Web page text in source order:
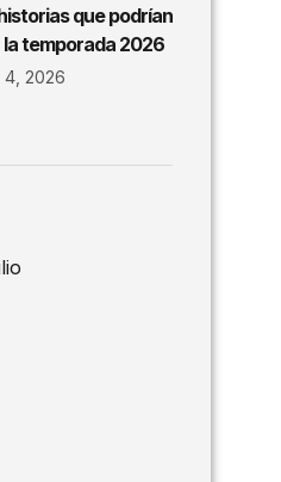
que podrían
temporada 2026
4, 2026